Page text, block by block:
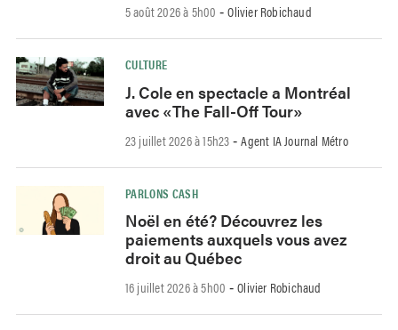
5 août 2026 à 5h00 -Olivier Robichaud
CULTURE
J. Cole en spectacle a Montréal
avec «The Fall-Off Tour»
23 juillet 2026 à 15h23 -Agent IA Journal Métro
PARLONS CASH
Noël en été? Découvrez les
paiements auxquels vous avez
droit au Québec
16 juillet 2026 à 5h00 -Olivier Robichaud